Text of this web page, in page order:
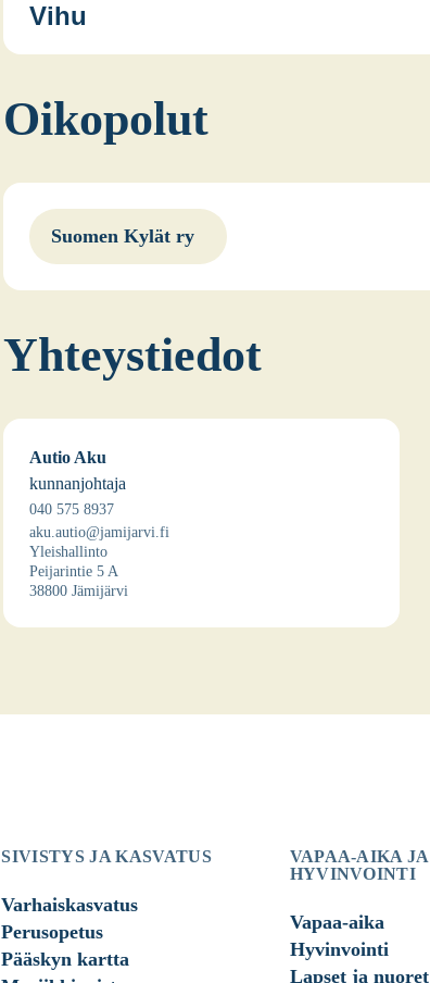
Tyk­köön seu­dun kyläyh­dis­tys
Vihu
Oiko­po­lut
Suo­men Kylät ry
Yhteys­tie­dot
Autio Aku
kun­nan­joh­ta­ja
040 575 8937
aku.autio@jamijarvi.fi
Yleis­hal­lin­to
Pei­ja­rin­tie 5 A
38800 Jämi­jär­vi
SIVISTYS JA KASVATUS
Varhaiskasvatus
Perusopetus
Pääskyn kartta
VAPAA-AIKA JA
HYVINVOINTI
Vapaa-aika
Hyvinvointi
Lapset ja nuoret